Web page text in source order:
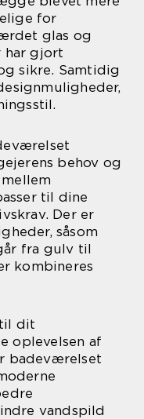
for
glas og
har gjort
sikre. Samtidig
behov og
til dine
Der er
såsom
fra gulv til
kombineres
dit
oplevelsen af
badeværelset
vandspild